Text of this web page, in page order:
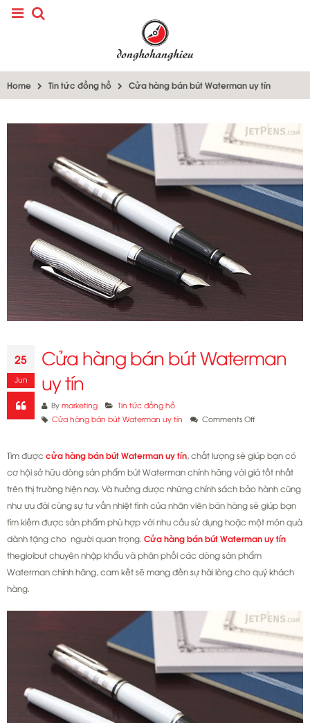
Home Tin tức đồng hồ Cửa hàng bán bút Waterman uy tín
25
Jun
Cửa hàng bán bút Waterman
uy tín
By marketing
Tin tức đồng hồ
Cửa hàng bán bút Waterman uy tín
Comments Offon
bán
bút
Waterman
uy
Tìm được cửa hàng bán bút Waterman uy tín, chất lượng sẽ giúp bạn có
cơ hội sở hữu dòng sản phẩm bút Waterman chính hãng với giá tốt nhất
trên thị trường hiện nay. Và hưởng được những chính sách bảo hành cũng
như ưu đãi cùng sự tư vấn nhiệt tình của nhân viên bán hàng sẽ giúp bạn
tìm kiếm được sản phẩm phù hợp với nhu cầu sử dụng hoặc một món quà
dành tặng cho người quan trọng. Cửa hàng bán bút Waterman uy tín
thegioibut chuyên nhập khẩu và phân phối các dòng sản phẩm
Waterman chính hãng, cam kết sẽ mang đến sự hài lòng cho quý khách
hàng.